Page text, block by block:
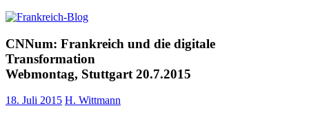
CNNum: Frankreich und die digitale
Transformation
Webmontag, Stuttgart 20.7.2015
18. Juli 2015 H. Wittmann